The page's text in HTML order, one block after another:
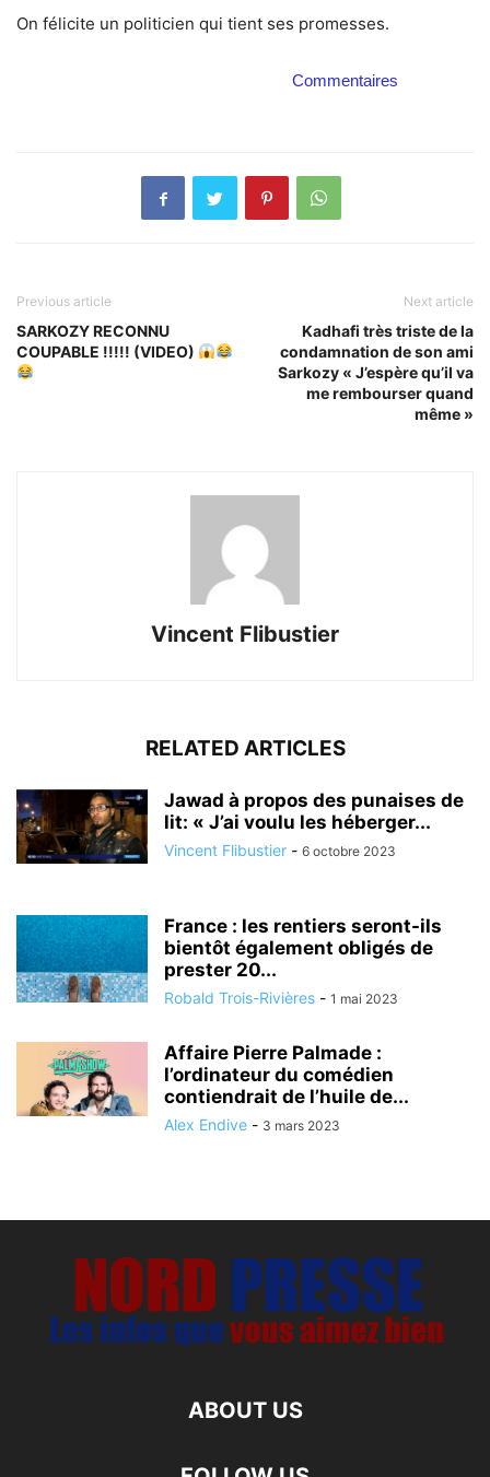
On félicite un politicien qui tient ses promesses.
Commentaires
Previous article
SARKOZY RECONNU
COUPABLE !!!!! (VIDEO)
Next article
Kadhafi très triste de la
condamnation de son ami
Sarkozy « J’espère qu’il va
me rembourser quand
même »
Vincent Flibustier
RELATED ARTICLES
Jawad à propos des punaises de
lit: « J’ai voulu les héberger...
Vincent Flibustier - 6 octobre 2023
France : les rentiers seront-ils
bientôt également obligés de
prester 20...
Robald Trois-Rivières - 1 mai 2023
Affaire Pierre Palmade :
l’ordinateur du comédien
contiendrait de l’huile de...
Alex Endive - 3 mars 2023
ABOUT US